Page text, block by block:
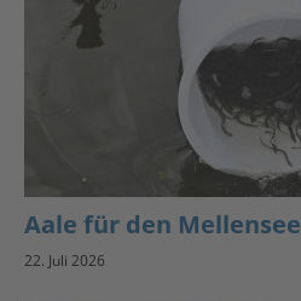
Aale für den Mellensee
22. Juli 2026